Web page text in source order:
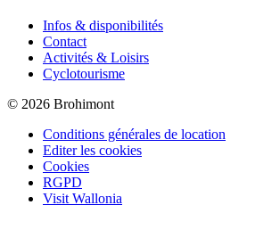
Infos & disponibilités
Contact
Activités & Loisirs
Cyclotourisme
© 2026 Brohimont
Conditions générales de location
Editer les cookies
Cookies
RGPD
Visit Wallonia